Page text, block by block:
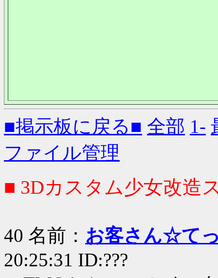
■掲示板に戻る■ 全部 1-
ファイル管理
■ 3Dカスタム少女改造
40 名前： お客さん☆て
20:25:31 ID:???